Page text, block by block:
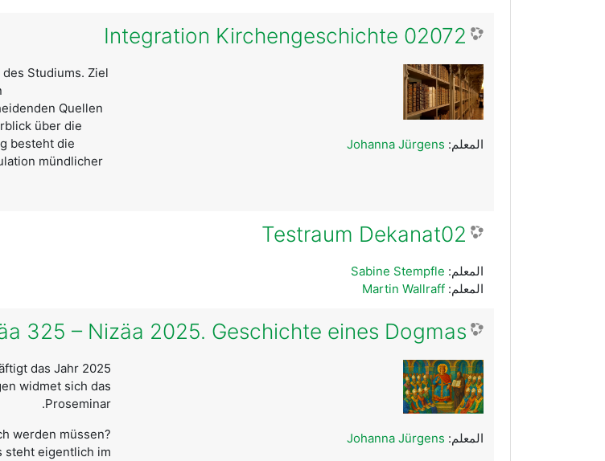
02072 Integration Kirchengeschichte
Studiums. Ziel
Quellen
über die
besteht die
mündlicher
المعلم: Johanna Jürgens
Testraum Dekanat02
المعلم: Sabine Stempfle
المعلم: Martin Wallraff
325 – Nizäa 2025. Geschichte eines Dogmas
das Jahr
widmet sich das
Proseminar.
werden müssen?
steht eigentlich im
المعلم: Johanna Jürgens